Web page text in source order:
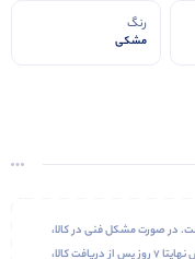
رنگ
مشکی
در صورت مشکل فنی در کالا،